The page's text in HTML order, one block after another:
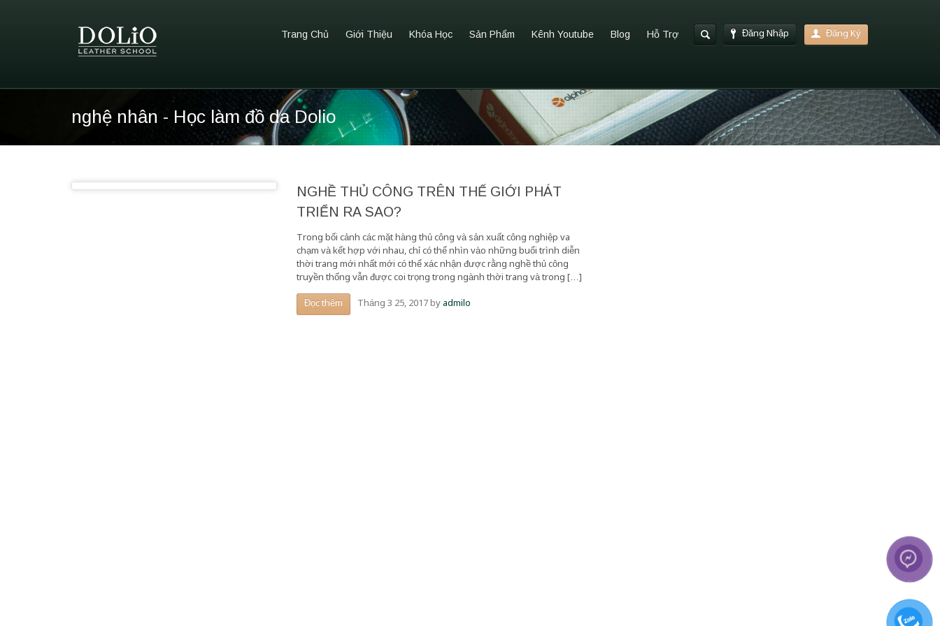
Đăng Nhập Đăng Ký
Trang Chủ Giới Thiệu Khóa Học Sản Phẩm Kênh Youtube Blog Hỗ Trợ
nghệ nhân - Học làm đồ da Dolio
NGHỀ THỦ CÔNG TRÊN THẾ GIỚI PHÁT
TRIỂN RA SAO?
Trong bối cảnh các mặt hàng thủ công và sản xuất công nghiệp va
chạm và kết hợp với nhau, chỉ có thể nhìn vào những buổi trình diễn
thời trang mới nhất mới có thể xác nhận được rằng nghề thủ công
truyền thống vẫn được coi trọng trong ngành thời trang và trong […]
Đọc thêm Tháng 3 25, 2017byadmilo